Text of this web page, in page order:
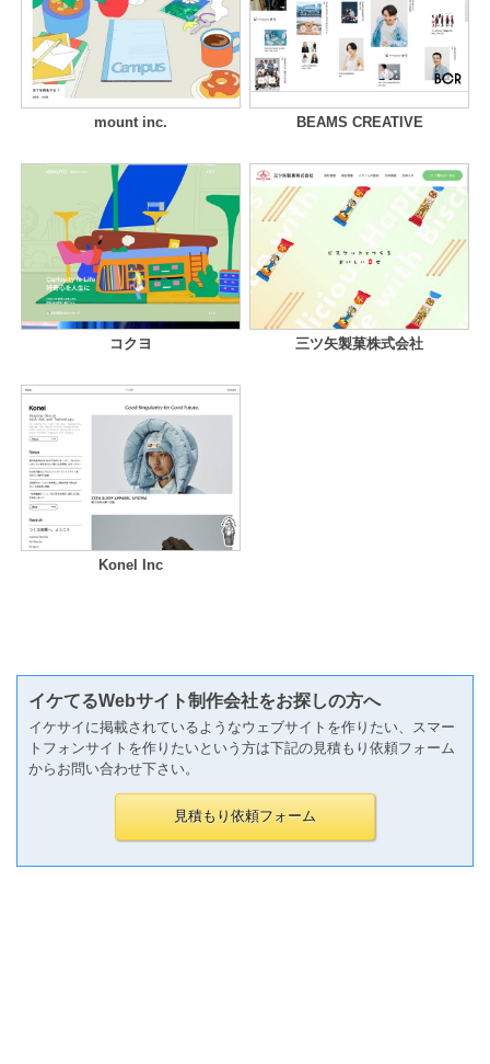
mount inc. BEAMS CREATIVE
コクヨ 三ツ矢製菓株式会社
Konel Inc
イケてるWebサイト制作会社をお探しの方へ
イケサイに掲載されているようなウェブサイトを作りたい、スマー
トフォンサイトを作りたいという方は下記の見積もり依頼フォーム
からお問い合わせ下さい。